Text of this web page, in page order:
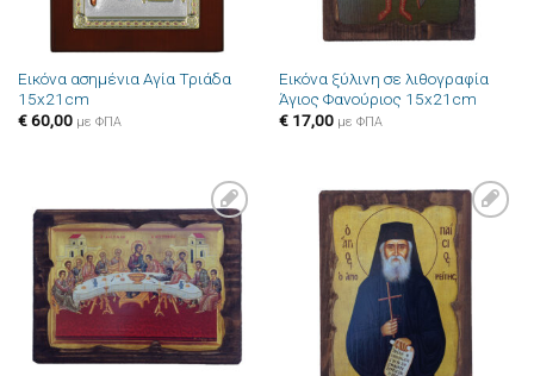
Εικόνα ασημένια Αγία Τριάδα
15x21cm
€60,00 με ΦΠΑ
Εικόνα ξύλινη σε λιθογραφία
Άγιος Φανούριος 15x21cm
€17,00 με ΦΠΑ
Πρόσθήκη
στην λίστα
επιθυμιών
Πρόσθήκη
στην λίστα
επιθυμιών